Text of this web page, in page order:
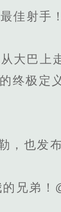
佳射手
巴上
终极定
也发布
兄弟！